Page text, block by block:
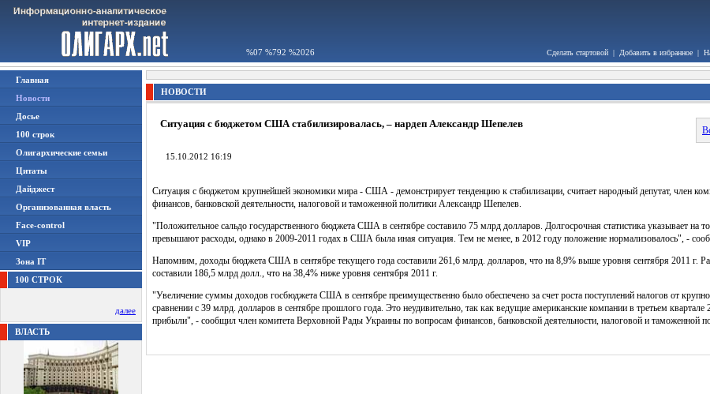
%07 %792 %2026 Сделать стартовой | Добавить в избранное |
Главная
Новости
Досье
100 строк
Олигархические семьи
Цитаты
Дайджест
Организованная власть
Face-control
VIP
Зона IT
100 СТРОК
далее
ВЛАСТЬ
НОВОСТИ
Ситуация с бюджетом США стабилизировалась, – нардеп Александр Шепелев
15.10.2012 16:19
Ситуация с бюджетом крупнейшей экономики мира - США - демонстрирует тенденцию к стабилизации, считает народный депутат, член
финансов, банковской деятельности, налоговой и таможенной политики Александр Шепелев.
"Положительное сальдо государственного бюджета США в сентябре составило 75 млрд долларов. Долгосрочная статистика указывает на
превышают расходы, однако в 2009-2011 годах в США была иная ситуация. Тем не менее, в 2012 году положение нормализовалось", -
Напомним, доходы бюджета США в сентябре текущего года составили 261,6 млрд. долларов, что на 8,9% выше уровня сентября 2011 г.
составили 186,5 млрд долл., что на 38,4% ниже уровня сентября 2011 г.
"Увеличение суммы доходов госбюджета США в сентябре преимущественно было обеспечено за счет роста поступлений налогов от
сравнении с 39 млрд. долларов в сентябре прошлого года. Это неудивительно, так как ведущие американские компании в третьем
прибыли", - сообщил член комитета Верховной Рады Украины по вопросам финансов, банковской деятельности, налоговой и таможенной